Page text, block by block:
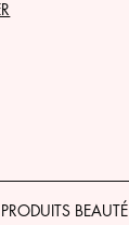
PRODUITS BEAUTÉ